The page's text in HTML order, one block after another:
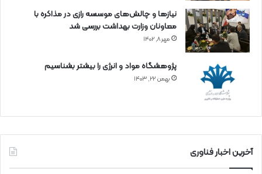
نیازها و چالش‌های موسسه رازی در مذاکره با
معاونان وزارت بهداشت بررسی شد
مهر ۸, ۱۴۰۲
پژوهشگاه مواد و انرژی را بیشتر بشناسیم
بهمن ۲۲, ۱۴۰۳
آخرین اخبار فناوری